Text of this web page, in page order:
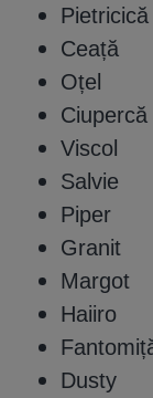
Pietricică
Ceață
Oțel
Ciupercă
Viscol
Salvie
Piper
Granit
Margot
Haiiro
Dusty